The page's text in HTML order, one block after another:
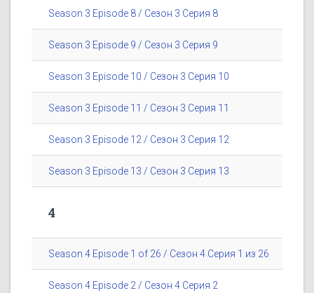
Season 3 Episode 8 / Сезон 3 Серия 8
Season 3 Episode 9 / Сезон 3 Серия 9
Season 3 Episode 10 / Сезон 3 Серия 10
Season 3 Episode 11 / Сезон 3 Серия 11
Season 3 Episode 12 / Сезон 3 Серия 12
Season 3 Episode 13 / Сезон 3 Серия 13
4
Season 4 Episode 1 of 26 / Сезон 4 Серия 1 из 26
Season 4 Episode 2 / Сезон 4 Серия 2